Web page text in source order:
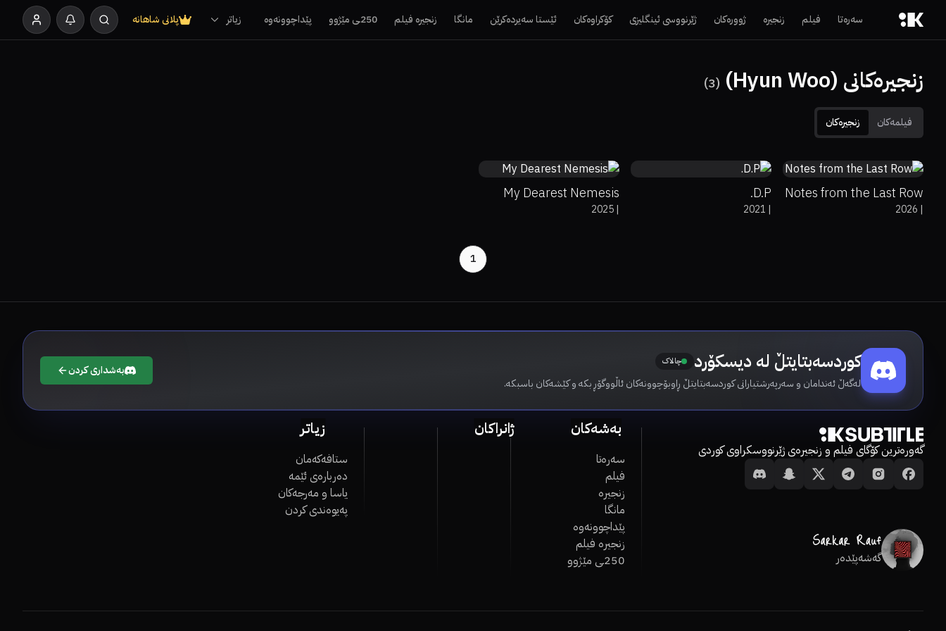
سەرەتا فیلم زنجیرە ژوورەکان ژێرنووسی ئینگلیزی کۆکراوەکان ئێستا سەیردەکرێن مانگا زنجیرە فیلم 250ـی مێژوو پێداچوونەوە زیاتر پلانی شاهانە
زنجیرەکانی (Hyun Woo) (
3
)
فیلمەکان زنجیرەکان 0%
0%
Notes from the Last Row
|
2026
D.P.
|
2021
My Dearest Nemesis
|
2025
1
کوردسەبتایتڵ لە دیسکۆرد چالاک
لەگەڵ ئەندامان و سەرپەرشتیارانی کوردسەبتایتڵ ڕاوبۆچوونەکان ئاڵووگۆڕ بکە و کێشەکان باسبکە.
بەشداری کردن
گەورەترین کۆگای فیلم و زنجیرەی ژێرنووسکراوی کوردی
گەشەپێدەر
بەشەکان
سەرەتا
فیلم
زنجیرە
مانگا
پێداچوونەوە
زنجیرە فیلم
250ـی مێژوو
ژانراکان زیاتر
ستافەکەمان
دەربارەی ئێمە
یاسا و مەرجەکان
پەیوەندی کردن